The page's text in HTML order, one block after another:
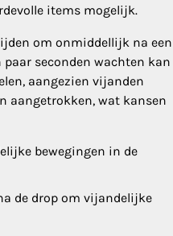
items mogelijk.
om onmiddellijk na een
seconden wachten kan
aangezien vijanden
aangetrokken, wat kansen
bewegingen in de
de drop om vijandelijke